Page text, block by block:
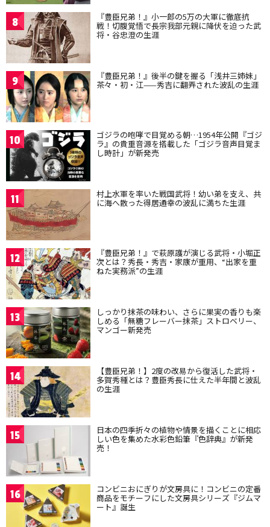
8 『豊臣兄弟！』小一郎の5万の大軍に徹底抗
戦！切腹覚悟で長宗我部元親に降伏を迫った武
将・谷忠澄の生涯
9 『豊臣兄弟！』後半の鍵を握る「浅井三姉妹」
茶々・初・江——秀吉に翻弄された波乱の生涯
10 ゴジラの咆哮で目覚める朝…1954年公開『ゴジ
ラ』の貴重音源を搭載した「ゴジラ音声目覚ま
し時計」が新発売
11 村上水軍を率いた戦国武将！幼い弟を支え、共
に海へ散った得居通幸の波乱に満ちた生涯
12 『豊臣兄弟！』で萩原護が演じる武将・小堀正
次とは？秀長・秀吉・家康が重用、“出家を重
ねた実務派”の生涯
13 しっかり抹茶の味わい、さらに果実の香りも楽
しめる「無糖フレーバー抹茶」ストロベリー、
マンゴー新発売
14 【豊臣兄弟！】2度の改易から復活した武将・
多賀秀種とは？豊臣秀長に仕えた半年間と波乱
の生涯
15 日本の四季折々の植物や情景を描くことに相応
しい色を集めた水彩色鉛筆『色辞典』が新発
売！
16 コンビニおにぎりが文房具に！コンビニの定番
商品をモチーフにした文房具シリーズ『ジムマ
ート』誕生